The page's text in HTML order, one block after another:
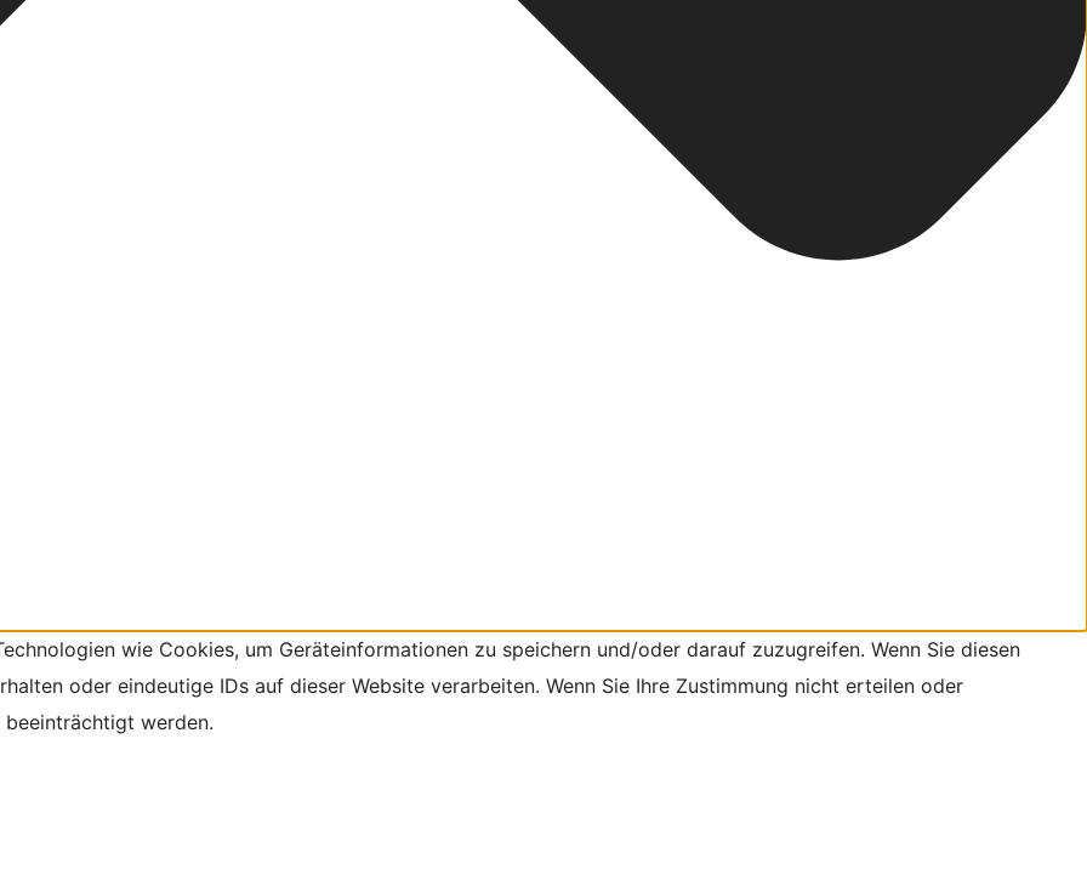
wie Cookies, um Geräteinformationen zu speichern und/oder darauf zuzugreifen. Wenn Sie diesen
oder eindeutige IDs auf dieser Website verarbeiten. Wenn Sie Ihre Zustimmung nicht erteilen oder
beeinträchtigt werden.